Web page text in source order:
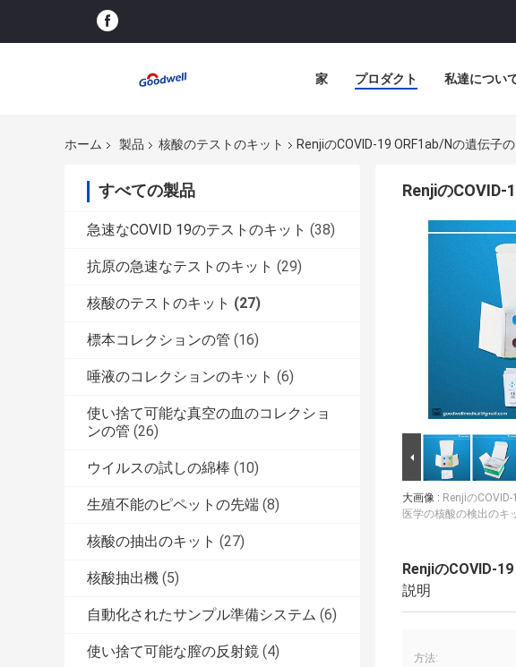
家 プロダクト 私達につい
ホーム 製品 核酸のテストのキット RenjiのCOVID-19 ORF1ab/Nの遺伝子
すべての製品
急速なCOVID 19のテストのキット (38)
抗原の急速なテストのキット (29)
核酸のテストのキット (27)
標本コレクションの管 (16)
唾液のコレクションのキット (6)
使い捨て可能な真空の血のコレクショ
ンの管 (26)
ウイルスの試しの綿棒 (10)
生殖不能のピペットの先端 (8)
核酸の抽出のキット (27)
核酸抽出機 (5)
自動化されたサンプル準備システム (6)
使い捨て可能な膣の反射鏡 (4)
RenjiのCOVID-
大画像 : Renjiの
医学の核酸の検出のキ
RenjiのCOVID-
説明
方法: